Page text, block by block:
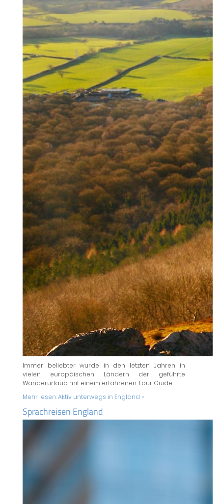
Immer beliebter wurde in den letzten Jahren in
vielen europäischen Ländern der geführte
Wanderurlaub mit einem erfahrenen Tour Guide.
Mehr lesen:Aktiv unterwegs in England »
Sprachreisen England